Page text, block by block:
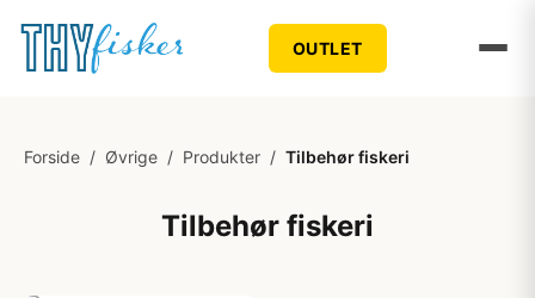
OUTLET
Forside / Øvrige / Produkter / Tilbehør fiskeri
Tilbehør fiskeri